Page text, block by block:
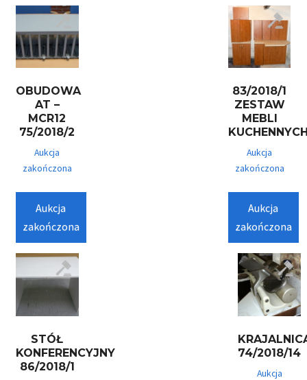
OBUDOWA
AT –
MCR12
75/2018/2
Aukcja
zakończona
Aukcja
zakończona
83/2018/1
ZESTAW
MEBLI
Aukcja
zakończona
Aukcja
zakończona
STÓŁ
KONFERENCYJNY
86/2018/1
74/2018/14
Aukcja